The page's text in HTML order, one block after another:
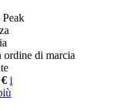
ordine di marcia
i